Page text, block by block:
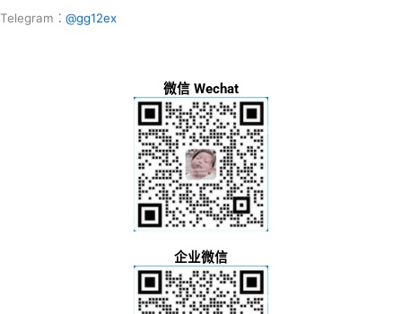
Telegram： @gg12ex
微信 Wechat
企业微信